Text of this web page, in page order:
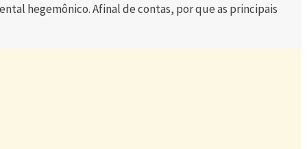
hegemônico. Afinal de contas, por que as principais